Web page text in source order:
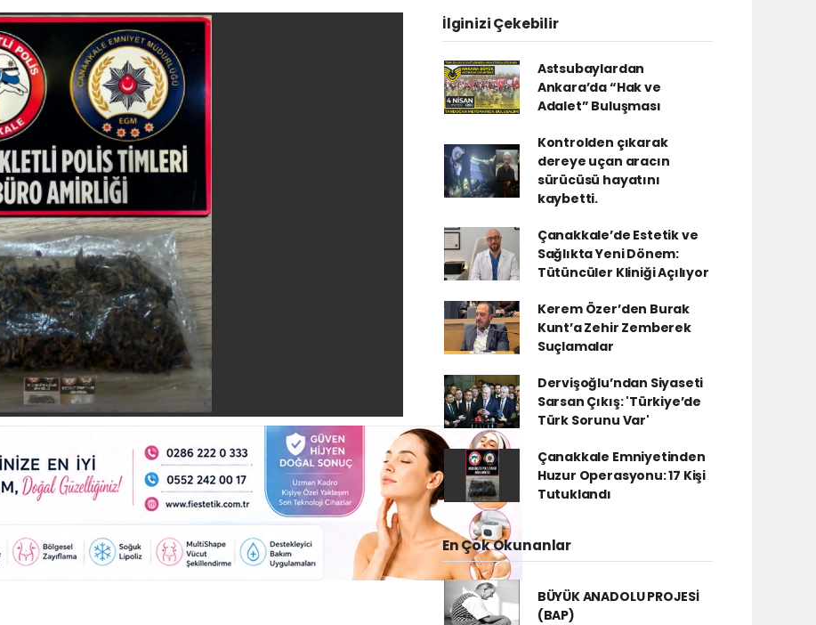
İlginizi Çekebilir
Astsubaylardan
Ankara’da “Hak ve
Adalet” Buluşması
Kontrolden çıkarak
dereye uçan aracın
sürücüsü hayatını
kaybetti.
Çanakkale’de Estetik ve
Sağlıkta Yeni Dönem:
Tütüncüler Kliniği Açılıyor
Kerem Özer’den Burak
Kunt’a Zehir Zemberek
Suçlamalar
Dervişoğlu’ndan Siyaseti
Sarsan Çıkış: 'Türkiye’de
Türk Sorunu Var'
Çanakkale Emniyetinden
Huzur Operasyonu: 17 Kişi
Tutuklandı
En Çok Okunanlar
BÜYÜK ANADOLU PROJESİ
(BAP)